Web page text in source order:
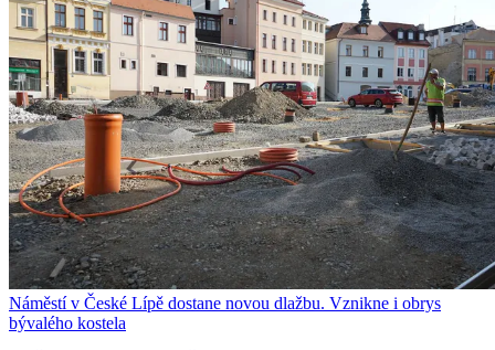
Náměstí v České Lípě dostane novou dlažbu. Vznikne i obrys
bývalého kostela